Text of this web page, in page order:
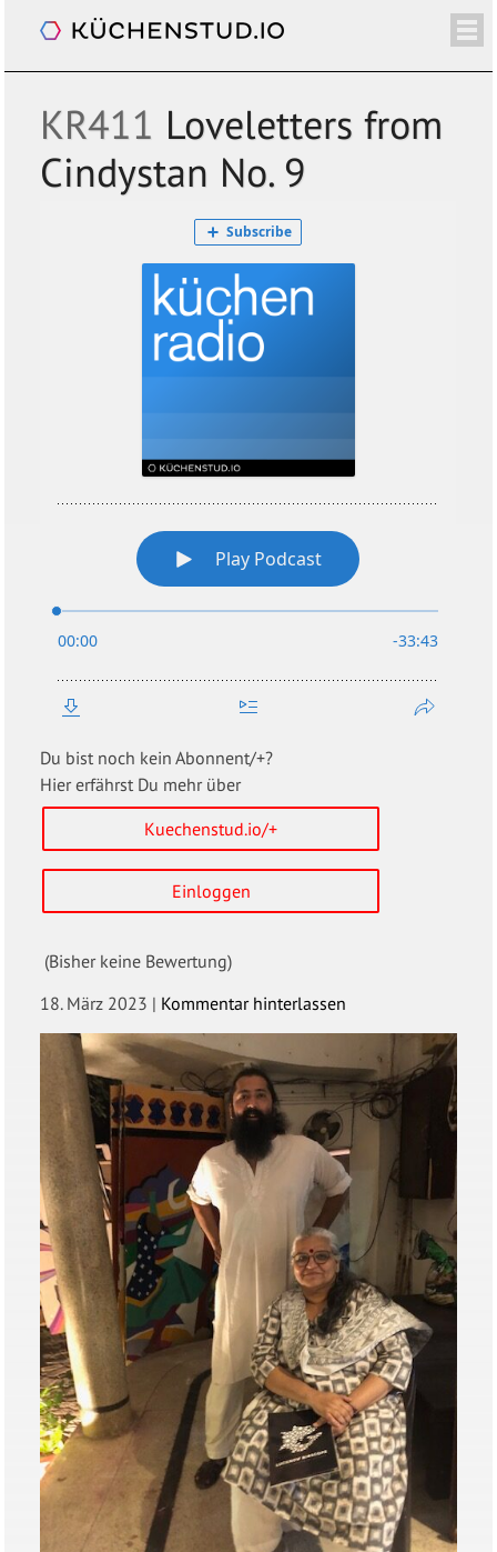
/+ ÜBER SHOP NEWSLETTER
KALENDER
KR411 Loveletters from
Cindystan No. 9
Du bist noch kein Abonnent/+?
Hier erfährst Du mehr über
Kuechenstud.io/+
Einloggen
(Bisher keine Bewertung)
18. März 2023 | Kommentar hinterlassen